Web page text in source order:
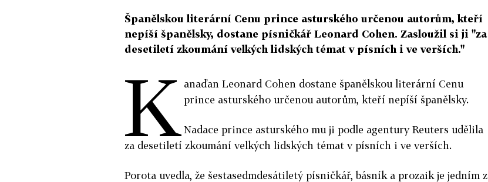
Španělskou literární Cenu prince asturského určenou autorům, kteří
nepíší španělsky, dostane písničkář Leonard Cohen. Zasloužil si ji "za
desetiletí zkoumání velkých lidských témat v písních i ve verších."
K anaďan Leonard Cohen dostane španělskou literární Cenu
prince asturského určenou autorům, kteří nepíší španělsky.
Nadace prince asturského mu ji podle agentury Reuters udělila
za desetiletí zkoumání velkých lidských témat v písních i ve verších.
Porota uvedla, že šestasedmdesátiletý písničkář, básník a prozaik je jedním z